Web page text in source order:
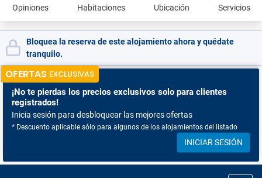
Opiniones Habitaciones Ubicación Servicios
Bloquea la reserva de este alojamiento ahora y quédate
tranquilo.
OFERTAS EXCLUSIVAS
¡No te pierdas los precios exclusivos solo para clientes
registrados!
Inicia sesión para desbloquear las mejores ofertas
* Descuento aplicable sólo para algunos de los alojamientos del listado
INICIAR SESIÓN